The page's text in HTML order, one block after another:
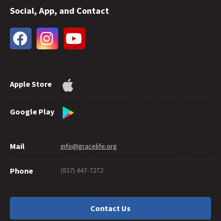
32 -Zukünftige Gnade
30 -
Wieviel Glauben braucht es für die Errettung?
29 - Wie gut muss man sein, um in den Himmel zu kommen?
26 -Suizid und Errettung
24 -Ewig sicher
Werden Jünger geboren oder gemacht?
21 -
Petrus als Vorbild für Jünger
19 - Was ist mit einem \Christen\", der nicht wie ein Christ lebt?"
17 -Traditionen oder Traditionalismus?
Gibt es eine Sünde, die Gott nicht vergibt?
Social, App, and Contact
Apple Store
Google Play
Mail info@gracelife.org
Phone (817) 447-7272
Contact Us